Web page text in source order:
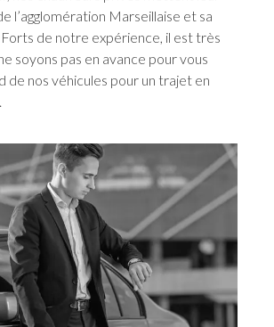
l’agglomération Marseillaise et sa
de notre expérience, il est très
soyons pas en avance pour vous
de nos véhicules pour un trajet en